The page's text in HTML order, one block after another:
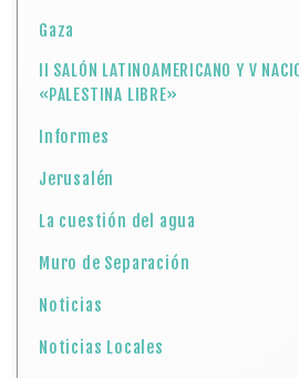
Gaza
II SALÓN LATINOAMERICANO Y V
«PALESTINA LIBRE»
Informes
Jerusalén
La cuestión del agua
Muro de Separación
Noticias
Noticias Locales